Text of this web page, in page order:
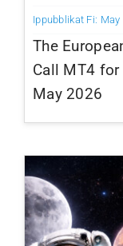
Ippubblikat Fi: May
The
Call MT4
May 2026